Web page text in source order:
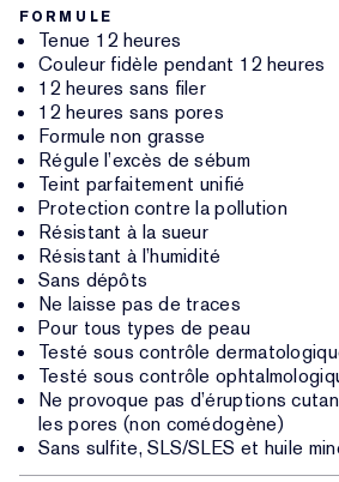
FORMULE
Tenue 12 heures
Couleur fidèle pendant 12 heures
12 heures sans filer
12 heures sans pores
Formule non grasse
Régule l’excès de sébum
Teint parfaitement unifié
Protection contre la pollution
Résistant à la sueur
Résistant à l’humidité
Sans dépôts
Ne laisse pas de traces
Pour tous types de peau
Testé sous contrôle
Testé sous contrôle
Ne provoque pas d’éruptions
les pores (non comédogène)
Sans sulfite, SLS/SLES et huile